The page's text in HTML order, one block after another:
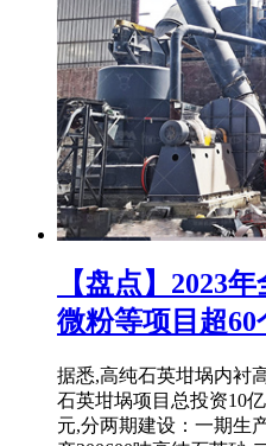
【盘点】2023
微粉等项目超60
据悉,高纯石英坩埚内衬
石英坩埚项目总投资10
元,分两期建设：一期生